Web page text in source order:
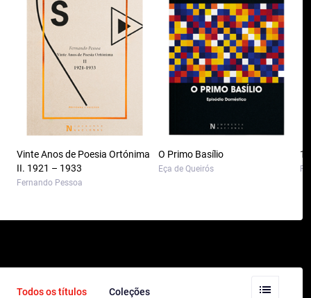
Vinte Anos de Poesia Ortónima
II. 1921 – 1933
Fernando Pessoa
O Primo Basílio
Eça de Queirós
Todos os títulos
Coleções